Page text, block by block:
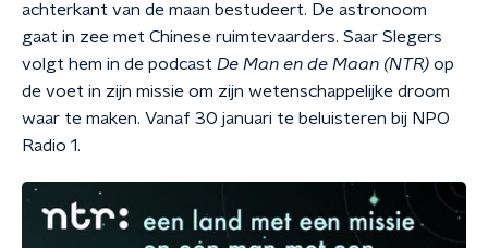
achterkant van de maan bestudeert. De astronoom
gaat in zee met Chinese ruimtevaarders. Saar Slegers
volgt hem in de podcast De Man en de Maan (NTR) op
de voet in zijn missie om zijn wetenschappelijke droom
waar te maken. Vanaf 30 januari te beluisteren bij NPO
Radio 1.